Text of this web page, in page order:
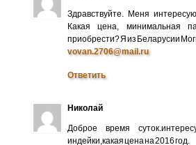
Здравствуйте. Меня
Какая цена, минимальная
приобрести? Я из Беларусии
vovan.2706@mail.ru
Ответить
Николай
Доброе время
индейки,какая цена на 2016 год.